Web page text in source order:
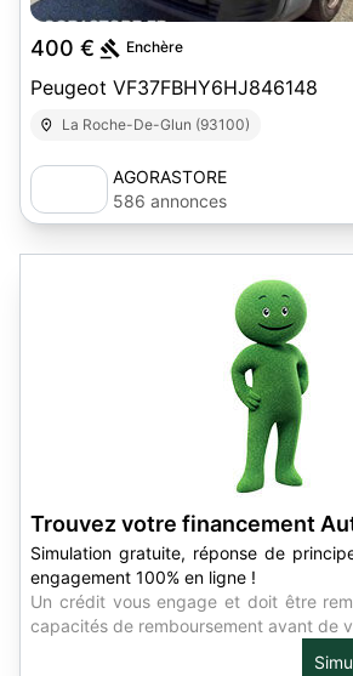
400 € Enchère
Peugeot VF37FBHY6HJ846148
La Roche-De-Glun (93100)
AGORASTORE
586 annonces
Trouvez votre financement
Simulation gratuite, réponse de
engagement 100% en ligne !
Un crédit vous engage et doit être
capacités de remboursement avant de